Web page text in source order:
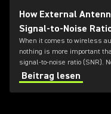
How External
Signal-to-Noise
When it comes to wireless
nothing is more important
signal-to-noise ratio (SNR).
at Audio Gloss, explains more.
Beitrag lesen